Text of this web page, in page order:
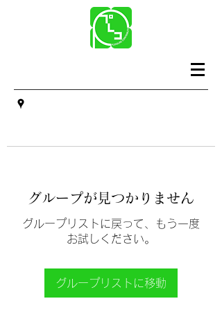
グループが見つかりません
グループリストに戻って、もう一度
お試しください。
グループリストに移動